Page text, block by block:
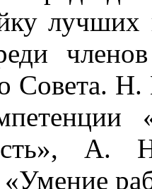
лучших
Совета.